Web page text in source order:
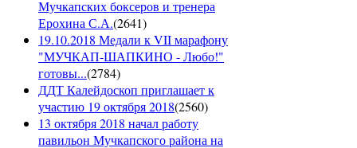
Мучкапских боксеров и тренера
Ерохина С.А.(2641)
19.10.2018 Медали к VII марафону
"МУЧКАП-ШАПКИНО - Любо!"
готовы...(2784)
ДДТ Калейдоскоп приглашает к
участию 19 октября 2018(2560)
13 октября 2018 начал работу
павильон Мучкапского района на